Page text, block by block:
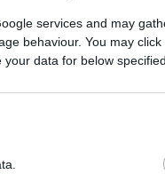
services and may
behaviour. You may
data for below